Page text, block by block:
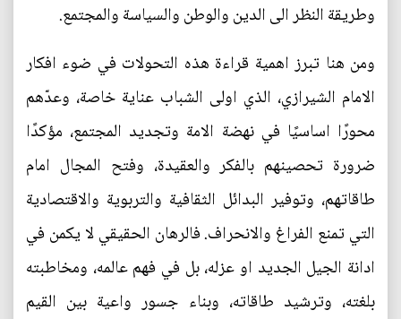
وطريقة النظر الى الدين والوطن والسياسة والمجتمع.
ومن هنا تبرز اهمية قراءة هذه التحولات في ضوء افكار
الامام الشيرازي، الذي اولى الشباب عناية خاصة، وعدّهم
محورًا اساسيًا في نهضة الامة وتجديد المجتمع، مؤكدًا
ضرورة تحصينهم بالفكر والعقيدة، وفتح المجال امام
طاقاتهم، وتوفير البدائل الثقافية والتربوية والاقتصادية
التي تمنع الفراغ والانحراف. فالرهان الحقيقي لا يكمن في
ادانة الجيل الجديد او عزله، بل في فهم عالمه، ومخاطبته
بلغته، وترشيد طاقاته، وبناء جسور واعية بين القيم